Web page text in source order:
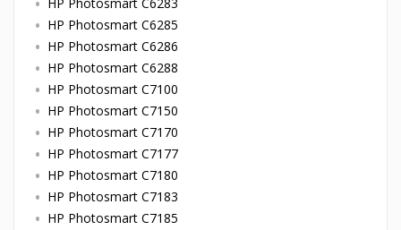
HP Photosmart C6285
HP Photosmart C6286
HP Photosmart C6288
HP Photosmart C7100
HP Photosmart C7150
HP Photosmart C7170
HP Photosmart C7177
HP Photosmart C7180
HP Photosmart C7183
HP Photosmart C7185